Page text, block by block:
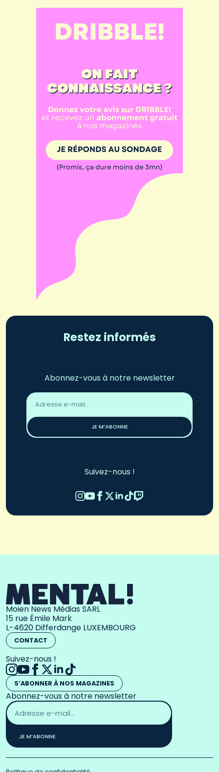
Restez informés
Abonnez-vous à notre newsletter
Adresse
email
JE M’ABONNE
Suivez-nous !
Moien News Médias SARL
15 rue Émile Mark
L-4620 Differdange LUXEMBOURG
CONTACT
Suivez-nous !
S’ABONNER À NOS MAGAZINES
Abonnez-vous à notre newsletter
Adresse
email
*
JE M’ABONNE